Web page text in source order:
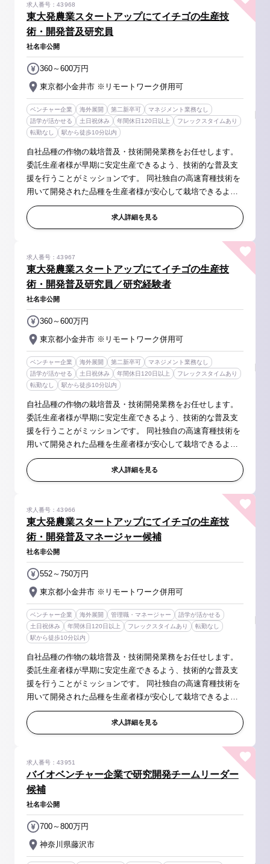
東大発農業スタートアップにてイチゴの生産技
術・開発普及研究員
求人番号：43968
社名非公開
東京都小金井市 ※リモートワーク併用可
360～600万円
ベンチャー企業 海外展開 第二新卒可
マネジメント業務なし
語学が活かせる
土日祝休み 年間休日120日以上
フレックスタイムあり
転勤なし
駅から徒歩10分以内
自社品種の作物の栽培普及・技術開発業務をお任せします。
委託生産者様が早期に安定生産できるよう、技術的な普及支
援を行うことがミッションです。 同社独自の高速育種技術を
用いて開発された品種を生産者様が安心して栽培できるよ
う、ブリーダーと協業しながら、生産現場の実情に即した栽
培方法を体系化いただきま...求人詳細を見る
東大発農業スタートアップにてイチゴの生産技
術・開発普及研究員／研究経験者
求人番号：43967
社名非公開
東京都小金井市 ※リモートワーク併用可
360～600万円
ベンチャー企業 海外展開 第二新卒可
マネジメント業務なし
語学が活かせる
土日祝休み 年間休日120日以上
フレックスタイムあり
転勤なし
駅から徒歩10分以内
自社品種の作物の栽培普及・技術開発業務をお任せします。
委託生産者様が早期に安定生産できるよう、技術的な普及支
援を行うことがミッションです。 同社独自の高速育種技術を
用いて開発された品種を生産者様が安心して栽培できるよ
う、ブリーダーと協業しながら、生産現場の実情に即した栽
培方法を体系化いただきま...求人詳細を見る
東大発農業スタートアップにてイチゴの生産技
術・開発普及マネージャー候補
求人番号：43966
社名非公開
東京都小金井市 ※リモートワーク併用可
552～750万円
ベンチャー企業 海外展開 管理職・マネージャー
語学が活かせる
土日祝休み
年間休日120日以上 フレックスタイムあり
転勤なし
駅から徒歩10分以内
自社品種の作物の栽培普及・技術開発業務をお任せします。
委託生産者様が早期に安定生産できるよう、技術的な普及支
援を行うことがミッションです。 同社独自の高速育種技術を
用いて開発された品種を生産者様が安心して栽培できるよ
う、ブリーダーと協業しながら、生産現場の実情に即した栽
培方法を体系化いただきま...求人詳細を見る
バイオベンチャー企業で研究開発チームリーダー
候補
求人番号：43951
社名非公開
神奈川県藤沢市
700～800万円